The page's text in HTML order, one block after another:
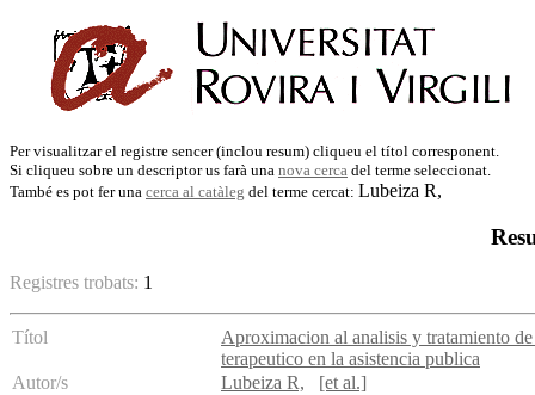
Per visualitzar el registre sencer (inclou resum) cliqueu el títol corresponent.
Si cliqueu sobre un descriptor us farà una nova cerca del terme seleccionat.
També es pot fer una cerca al catàleg del terme cercat: Lubeiza R,
Registres trobats: 1
Títol
Aproximacion al analisis y tratamiento
terapeutico en la asistencia publica
Autor/s
Lubeiza R,
[et al.]